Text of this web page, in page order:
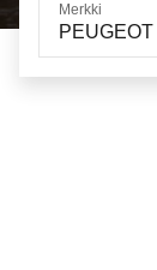
Merkki
PEUGEOT